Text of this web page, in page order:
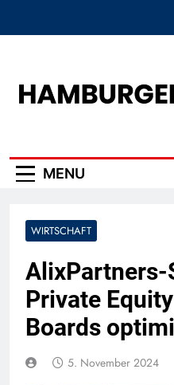
MENU
WIRTSCHAFT
AlixPartners-
Private
Boards
5. November 2024